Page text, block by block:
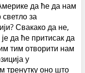
да ће да нам
за
Свакако да не,
да ће притисак да
тим отворити нам
у
тренутку оно што